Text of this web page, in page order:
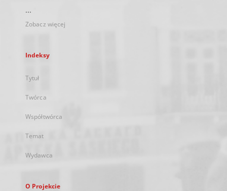
...
Zobacz więcej
Indeksy
Tytuł
Twórca
Współtwórca
Temat
Wydawca
O Projekcie